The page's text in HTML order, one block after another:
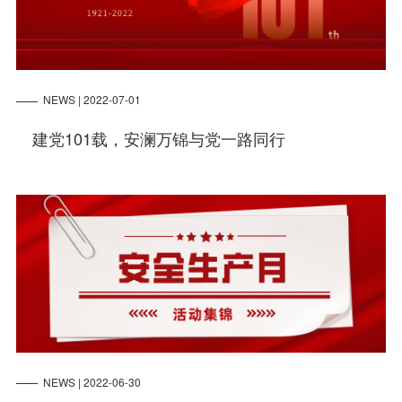
NEWS | 2022-07-01
建党101载，安澜万锦与党一路同行
NEWS | 2022-06-30